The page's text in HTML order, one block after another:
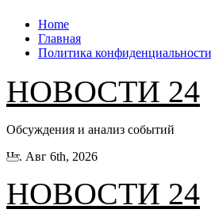
Перейти
содержанию
Home
Главная
Политика конфиденциальности
НОВОСТИ 24
Обсуждения и анализ событий
Чт. Авг 6th, 2026
НОВОСТИ 24